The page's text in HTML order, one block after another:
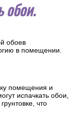
обои.
обоев
в помещении.
помещения и
испачкать обои,
что